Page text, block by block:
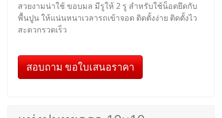
สวยงามน่าใช้ ขอบมล มีรูให้ 2 รู สำหรับใช้น็อตยึดกับ
พื้นปูน ให้แน่นหนาเวลารถเข้าจอด ติดตั้งง่าย ติดตั้งไว
สะดวกรวดเร็ว
สอบถาม ขอใบเสนอราคา